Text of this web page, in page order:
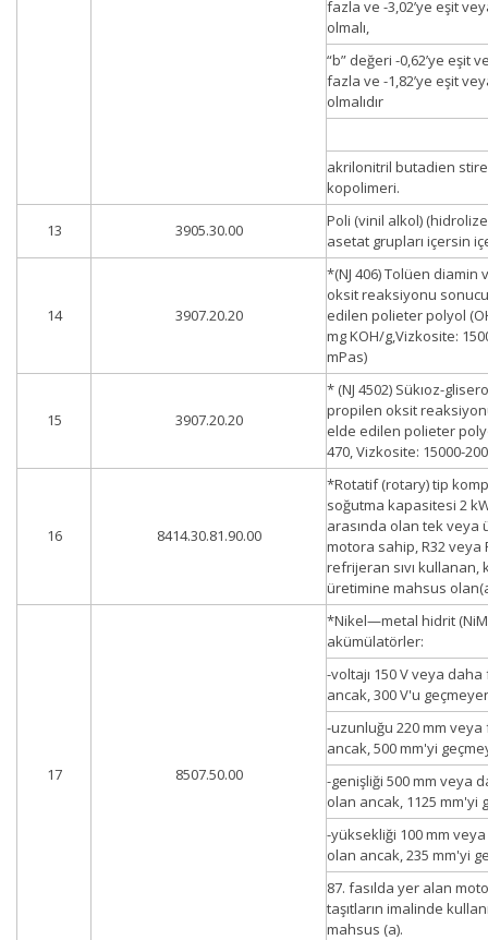
fazla ve -3,02’ye eşit
olmalı,
“b” değeri -0,62’ye eşit
fazla ve -1,82’ye eşit
olmalıdır
akrilonitril butadien
kopolimeri.
13 3905.30.00
Poli (vinil alkol)
asetat grupları içersin
14 3907.20.20
*(NJ 406) Tolüen diamin
oksit reaksiyonu
edilen polieter polyol
mg KOH/g,Vizkosite:
mPas)
15 3907.20.20
* (NJ 4502) Sükıoz-
propilen oksit
elde edilen polieter
470, Vizkosite: 15000-
16 8414.30.81.90.00
*Rotatif (rotary) tip
soğutma kapasitesi 2
arasında olan tek veya
motora sahip, R32 veya
refrijeran sıvı kullanan,
üretimine mahsus
17 8507.50.00
*Nikel—metal hidrit
akümülatörler:
-voltajı 150 V veya
ancak, 300 V'u
-uzunluğu 220 mm
ancak, 500 mm'yi
-genişliği 500 mm veya
olan ancak, 1125 mm'yi
-yüksekliği 100 mm
olan ancak, 235 mm'yi
87. fasılda yer alan
taşıtların imalinde
mahsus (a).